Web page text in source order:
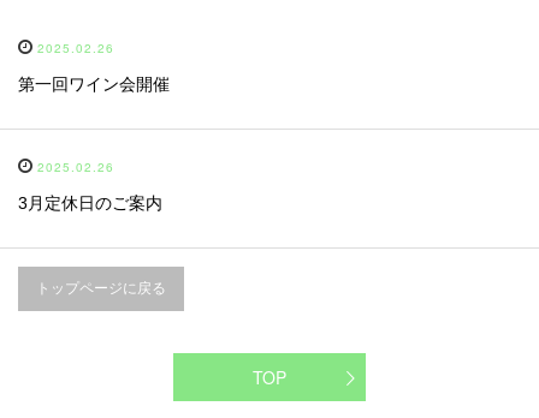
2025.02.26
第一回ワイン会開催
2025.02.26
3月定休日のご案内
トップページに戻る
TOP